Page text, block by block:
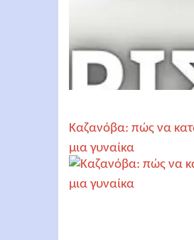
Καζανόβα: πώς να
μια γυναίκα